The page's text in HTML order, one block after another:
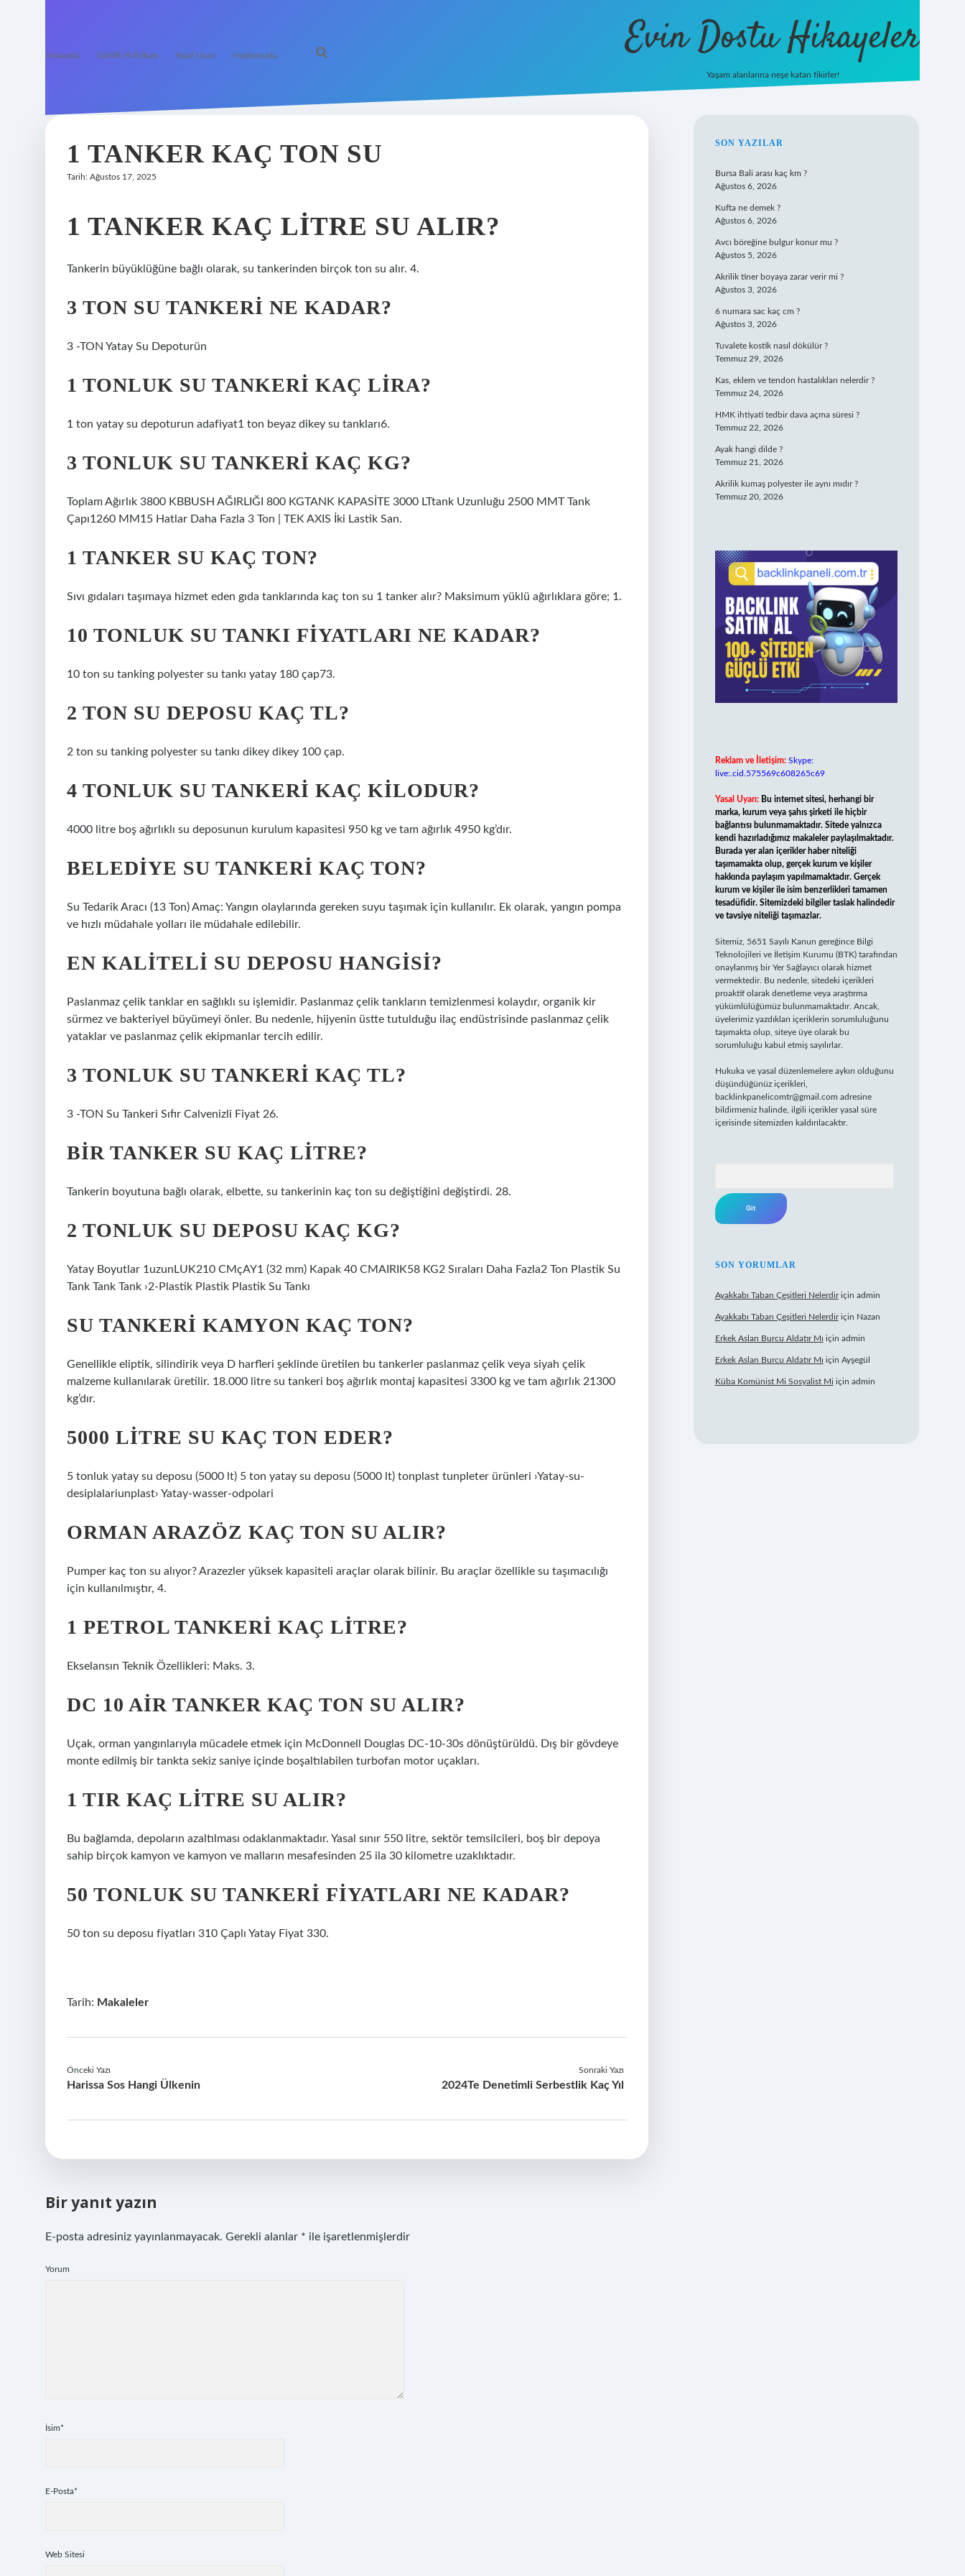
Anasayfa Gizlilik Politikası Yasal Uyarı Hakkımızda Evin Dostu Hikayeler
Yaşam alanlarına neşe katan fikirler!
1 TANKER KAÇ TON SU
Tarih: Ağustos 17, 2025
1 TANKER KAÇ LITRE SU ALIR?
Tankerin büyüklüğüne bağlı olarak, su tankerinden birçok ton su alır. 4.
3 TON SU TANKERI NE KADAR?
3 -TON Yatay Su Depoturün
1 TONLUK SU TANKERI KAÇ LIRA?
1 ton yatay su depoturun adafiyat1 ton beyaz dikey su tankları6.
3 TONLUK SU TANKERI KAÇ KG?
Toplam Ağırlık 3800 KBBUSH AĞIRLIĞI 800 KGTANK KAPASİTE 3000 LTtank Uzunluğu 2500 MMT Tank
Çapı1260 MM15 Hatlar Daha Fazla 3 Ton | TEK AXIS İki Lastik San.
1 TANKER SU KAÇ TON?
Sıvı gıdaları taşımaya hizmet eden gıda tanklarında kaç ton su 1 tanker alır? Maksimum yüklü ağırlıklara göre; 1.
10 TONLUK SU TANKI FIYATLARI NE KADAR?
10 ton su tanking polyester su tankı yatay 180 çap73.
2 TON SU DEPOSU KAÇ TL?
2 ton su tanking polyester su tankı dikey dikey 100 çap.
4 TONLUK SU TANKERI KAÇ KILODUR?
4000 litre boş ağırlıklı su deposunun kurulum kapasitesi 950 kg ve tam ağırlık 4950 kg’dır.
BELEDIYE SU TANKERI KAÇ TON?
Su Tedarik Aracı (13 Ton) Amaç: Yangın olaylarında gereken suyu taşımak için kullanılır. Ek olarak, yangın pompa
ve hızlı müdahale yolları ile müdahale edilebilir.
EN KALITELI SU DEPOSU HANGISI?
Paslanmaz çelik tanklar en sağlıklı su işlemidir. Paslanmaz çelik tankların temizlenmesi kolaydır, organik kir
sürmez ve bakteriyel büyümeyi önler. Bu nedenle, hijyenin üstte tutulduğu ilaç endüstrisinde paslanmaz çelik
yataklar ve paslanmaz çelik ekipmanlar tercih edilir.
3 TONLUK SU TANKERI KAÇ TL?
3 -TON Su Tankeri Sıfır Calvenizli Fiyat 26.
BIR TANKER SU KAÇ LITRE?
Tankerin boyutuna bağlı olarak, elbette, su tankerinin kaç ton su değiştiğini değiştirdi. 28.
2 TONLUK SU DEPOSU KAÇ KG?
Yatay Boyutlar 1uzunLUK210 CMçAY1 (32 mm) Kapak 40 CMAIRIK58 KG2 Sıraları Daha Fazla2 Ton Plastik Su
Tank Tank Tank ›2-Plastik Plastik Plastik Su Tankı
SU TANKERI KAMYON KAÇ TON?
Genellikle eliptik, silindirik veya D harfleri şeklinde üretilen bu tankerler paslanmaz çelik veya siyah çelik
malzeme kullanılarak üretilir. 18.000 litre su tankeri boş ağırlık montaj kapasitesi 3300 kg ve tam ağırlık 21300
kg’dır.
5000 LITRE SU KAÇ TON EDER?
5 tonluk yatay su deposu (5000 lt) 5 ton yatay su deposu (5000 lt) tonplast tunpleter ürünleri ›Yatay-su-
desiplalariunplast› Yatay-wasser-odpolari
ORMAN ARAZÖZ KAÇ TON SU ALIR?
Pumper kaç ton su alıyor? Arazezler yüksek kapasiteli araçlar olarak bilinir. Bu araçlar özellikle su taşımacılığı
için kullanılmıştır, 4.
1 PETROL TANKERI KAÇ LITRE?
Ekselansın Teknik Özellikleri: Maks. 3.
DC 10 AIR TANKER KAÇ TON SU ALIR?
Uçak, orman yangınlarıyla mücadele etmek için McDonnell Douglas DC-10-30s dönüştürüldü. Dış bir gövdeye
monte edilmiş bir tankta sekiz saniye içinde boşaltılabilen turbofan motor uçakları.
1 TIR KAÇ LITRE SU ALIR?
Bu bağlamda, depoların azaltılması odaklanmaktadır. Yasal sınır 550 litre, sektör temsilcileri, boş bir depoya
sahip birçok kamyon ve kamyon ve malların mesafesinden 25 ila 30 kilometre uzaklıktadır.
50 TONLUK SU TANKERI FIYATLARI NE KADAR?
50 ton su deposu fiyatları 310 Çaplı Yatay Fiyat 330.
Tarih: Makaleler
Önceki Yazı
Harissa Sos Hangi Ülkenin
Sonraki Yazı
2024Te Denetimli Serbestlik Kaç Yıl
Bir yanıt yazın
E-posta adresiniz yayınlanmayacak. Gerekli alanlar * ile işaretlenmişlerdir
Yorum
İsim*
E-Posta*
Web Sitesi
SIDEBAR
SON YAZILAR
Bursa Bali arası kaç km ?
Ağustos 6, 2026
Kufta ne demek ?
Ağustos 6, 2026
Avcı böreğine bulgur konur mu ?
Ağustos 5, 2026
Akrilik tiner boyaya zarar verir mi ?
Ağustos 3, 2026
6 numara sac kaç cm ?
Ağustos 3, 2026
Tuvalete kostik nasıl dökülür ?
Temmuz 29, 2026
Kas, eklem ve tendon hastalıkları nelerdir ?
Temmuz 24, 2026
HMK ihtiyati tedbir dava açma süresi ?
Temmuz 22, 2026
Ayak hangi dilde ?
Temmuz 21, 2026
Akrilik kumaş polyester ile aynı mıdır ?
Temmuz 20, 2026
Reklam ve İletişim: Skype:
live:.cid.575569c608265c69
Yasal Uyarı: Bu internet sitesi, herhangi bir
marka, kurum veya şahıs şirketi ile hiçbir
bağlantısı bulunmamaktadır. Sitede yalnızca
kendi hazırladığımız makaleler paylaşılmaktadır.
Burada yer alan içerikler haber niteliği
taşımamakta olup, gerçek kurum ve kişiler
hakkında paylaşım yapılmamaktadır. Gerçek
kurum ve kişiler ile isim benzerlikleri tamamen
tesadüfidir. Sitemizdeki bilgiler taslak halindedir
ve tavsiye niteliği taşımazlar.
Sitemiz, 5651 Sayılı Kanun gereğince Bilgi
Teknolojileri ve İletişim Kurumu (BTK) tarafından
onaylanmış bir Yer Sağlayıcı olarak hizmet
vermektedir. Bu nedenle, sitedeki içerikleri
proaktif olarak denetleme veya araştırma
yükümlülüğümüz bulunmamaktadır. Ancak,
üyelerimiz yazdıkları içeriklerin sorumluluğunu
taşımakta olup, siteye üye olarak bu
sorumluluğu kabul etmiş sayılırlar.
Hukuka ve yasal düzenlemelere aykırı olduğunu
düşündüğünüz içerikleri,
backlinkpanelicomtr@gmail.com adresine
bildirmeniz halinde, ilgili içerikler yasal süre
içerisinde sitemizden kaldırılacaktır.
SON YORUMLAR
Ayakkabı Taban Çeşitleri Nelerdiriçin admin
Ayakkabı Taban Çeşitleri Nelerdiriçin Nazan
Erkek Aslan Burcu Aldatır Mı için admin
Erkek Aslan Burcu Aldatır Mı için Ayşegül
Küba Komünist Mi Sosyalist Mi için admin